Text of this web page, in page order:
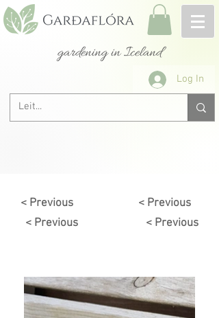
gardening in Iceland
Log In
< Previous
< Previous
< Previous
< Previous